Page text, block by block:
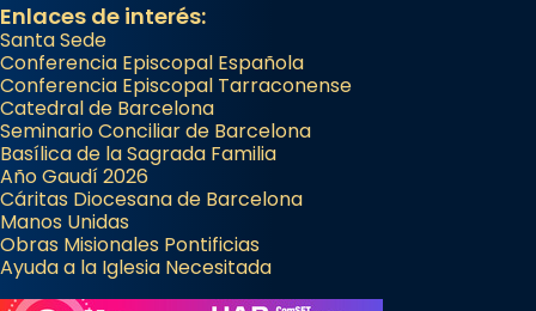
Enlaces de interés:
Santa Sede
Conferencia Episcopal Española
Conferencia Episcopal Tarraconense
Catedral de Barcelona
Seminario Conciliar de Barcelona
Basílica de la Sagrada Familia
Año Gaudí 2026
Cáritas Diocesana de Barcelona
Manos Unidas
Obras Misionales Pontificias
Ayuda a la Iglesia Necesitada